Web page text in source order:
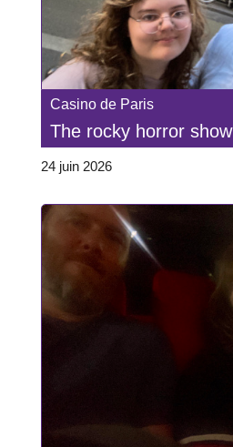
Casino de Paris
The rocky horror show
24 juin 2026